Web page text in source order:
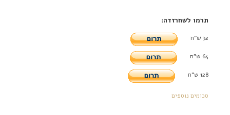
תרמו לשחרזדה:
32 ש"ח
64 ש"ח
128 ש"ח
סכומים נוספים